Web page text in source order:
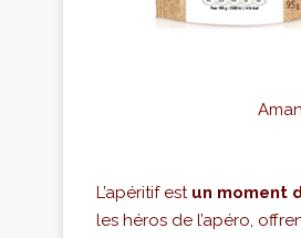
L’apéritif est un moment
les héros de l’apéro,